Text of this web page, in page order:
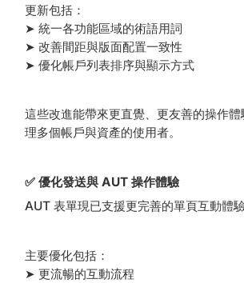
更新包括：
➤ 統一各功能區域的術語用詞
➤ 改善間距與版面配置一致性
➤ 優化帳戶列表排序與顯示方式
這些改進能帶來更直覺、更友善的操作
理多個帳戶與資產的使用者。
✅ 優化發送與 AUT 操作體驗
AUT 表單現已支援更完善的單頁互動體驗
主要優化包括：
➤ 更流暢的互動流程